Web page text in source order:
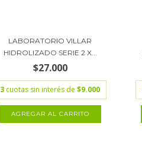
LABORATORIO VILLAR
HIDROLIZADO SERIE 2 X...
$27.000
3 cuotas sin interés de$9.000